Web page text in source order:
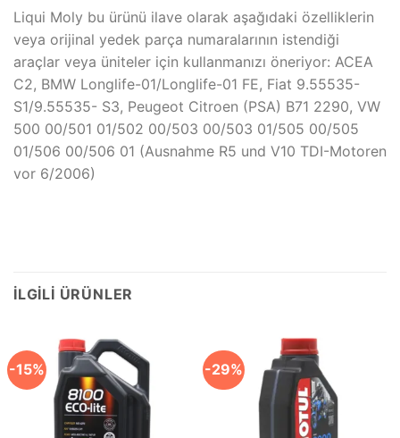
Liqui Moly bu ürünü ilave olarak aşağıdaki özelliklerin
veya orijinal yedek parça numaralarının istendiği
araçlar veya üniteler için kullanmanızı öneriyor: ACEA
C2, BMW Longlife-01/Longlife-01 FE, Fiat 9.55535-
S1/9.55535- S3, Peugeot Citroen (PSA) B71 2290, VW
500 00/501 01/502 00/503 00/503 01/505 00/505
01/506 00/506 01 (Ausnahme R5 und V10 TDI-Motoren
vor 6/2006)
İLGILI ÜRÜNLER
-15% -29%